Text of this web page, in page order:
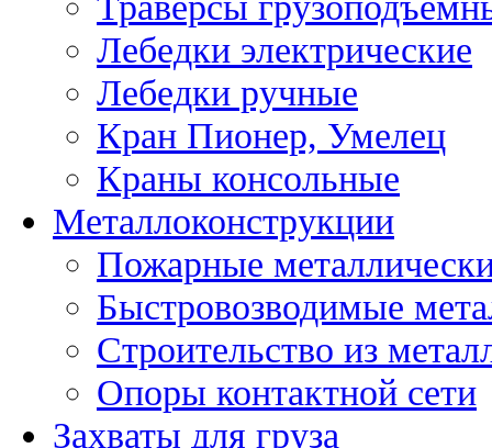
Лебедки электрические
Лебедки ручные
Кран Пионер, Умелец
Краны консольные
Металлоконструкции
Пожарные
Быстровозводимые
Строительство из
Опоры контактной сети
Захваты для груза